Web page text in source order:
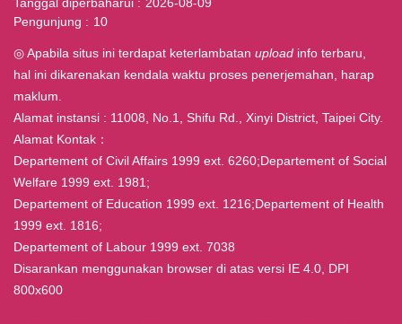
Tanggal diperbaharui
2026-08-09
Pengunjung
10
◎ Apabila situs ini terdapat keterlambatan upload info terbaru,
hal ini dikarenakan kendala waktu proses penerjemahan, harap
maklum.
Alamat instansi : 11008, No.1, Shifu Rd., Xinyi District, Taipei City.
Alamat Kontak：
Departement of Civil Affairs 1999 ext. 6260;Departement of Social
Welfare 1999 ext. 1981;
Departement of Education 1999 ext. 1216;Departement of Health
1999 ext. 1816;
Departement of Labour 1999 ext. 7038
Disarankan menggunakan browser di atas versi IE 4.0, DPI
800x600